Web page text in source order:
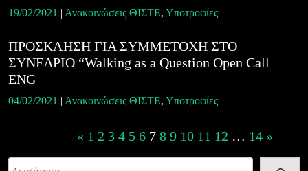
19/02/2021 | Ανακοινώσεις ΘΙΣΤΕ, Υποτροφίες
ΠΡΟΣΚΛΗΣΗ ΓΙΑ ΣΥΜΜΕΤΟΧΗ ΣΤΟ
ΣΥΝΕΔΡΙΟ “Walking as a Question Open Call
ENG
04/02/2021 | Ανακοινώσεις ΘΙΣΤΕ, Υποτροφίες
navigation
« 1 2 3 4 5 6 7 8 9 10 11 12 … 14 »
Αναζήτηση